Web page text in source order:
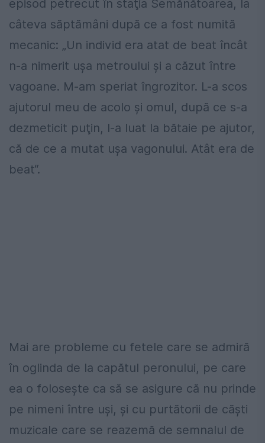
episod petrecut în staţia Semănătoarea, la
câteva săptămâni după ce a fost numită
mecanic: „Un individ era atat de beat încât
n-a nimerit uşa metroului şi a căzut între
vagoane. M-am speriat îngrozitor. L-a scos
ajutorul meu de acolo şi omul, după ce s-a
dezmeticit puţin, l-a luat la bătaie pe ajutor,
că de ce a mutat uşa vagonului. Atât era de
beat“.
Mai are probleme cu fetele care se admiră
în oglinda de la capătul peronului, pe care
ea o foloseşte ca să se asigure că nu prinde
pe nimeni între uşi, şi cu purtătorii de căşti
muzicale care se reazemă de semnalul de